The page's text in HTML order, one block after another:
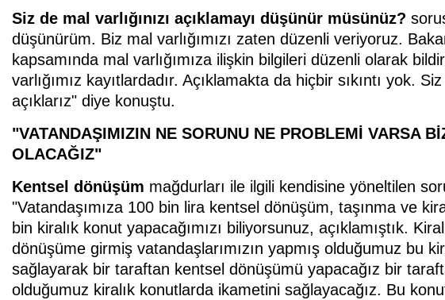
Siz de mal varlığınızı açıklamayı düşünür müsünüz?
düşünürüm. Biz mal varlığımızı zaten düzenli veriyoruz.
kapsamında mal varlığımıza ilişkin bilgileri düzenli olarak
varlığımız kayıtlardadır. Açıklamakta da hiçbir sıkıntı yok.
açıklarız" diye konuştu.
"VATANDAŞIMIZIN NE SORUNU NE PROBLEMİ VARSA
OLACAĞIZ"
Kentsel dönüşüm mağdurları ile ilgili kendisine yöneltilen
"Vatandaşımıza 100 bin lira kentsel dönüşüm, taşınma ve
bin kiralık konut yapacağımızı biliyorsunuz, açıklamıştık.
dönüşüme girmiş vatandaşlarımızın yapmış olduğumuz bu
sağlayarak bir taraftan kentsel dönüşümü yapacağız bir
olduğumuz kiralık konutlarda ikametini sağlayacağız. Bu